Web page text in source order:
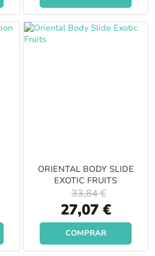
ORIENTAL BODY SLIDE
EXOTIC FRUITS
Special
Price
27,07 €
33,84 €
COMPRAR